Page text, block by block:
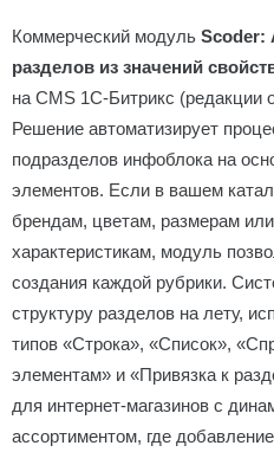
Коммерческий модуль Scoder:
разделов из значений
на CMS 1С-Битрикс (редакции
Решение автоматизирует
подразделов инфоблока на
элементов. Если в вашем
брендам, цветам, размерам
характеристикам, модуль
создания каждой рубрики.
структуру разделов на лету,
типов «Строка», «Список»,
элементам» и «Привязка к
для интернет-магазинов с
ассортиментом, где